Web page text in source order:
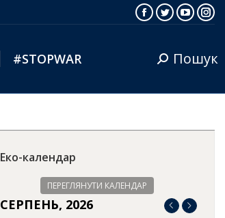
Facebook
Twitter
#STOPWAR Search:Пошук
Еко-календар
ПЕРЕГЛЯНУТИ КАЛЕНДАР
СЕРПЕНЬ, 2026